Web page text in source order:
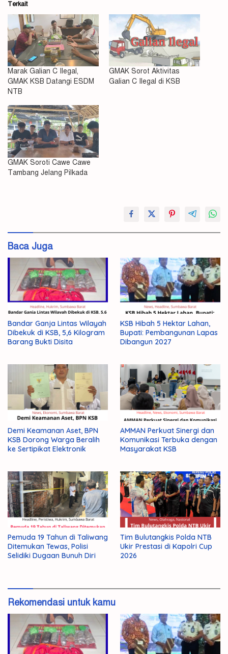
Terkait
Marak Galian C Ilegal,
GMAK KSB Datangi ESDM
NTB
GMAK Sorot Aktivitas
Galian C Ilegal di KSB
GMAK Soroti Cawe Cawe
Tambang Jelang Pilkada
Ilegal
Polda
NTB
Baca Juga
Bandar Ganja Lintas Wilayah
Dibekuk di KSB, 5,6 Kilogram
Barang Bukti Disita
KSB Hibah 5 Hektar Lahan,
Bupati: Pembangunan Lapas
Dibangun 2027
Demi Keamanan Aset, BPN
KSB Dorong Warga Beralih
ke Sertipikat Elektronik
AMMAN Perkuat Sinergi dan
Komunikasi Terbuka dengan
Masyarakat KSB
Pemuda 19 Tahun di Taliwang
Ditemukan Tewas, Polisi
Selidiki Dugaan Bunuh Diri
Tim Bulutangkis Polda NTB
Ukir Prestasi di Kapolri Cup
2026
Rekomendasi untuk kamu